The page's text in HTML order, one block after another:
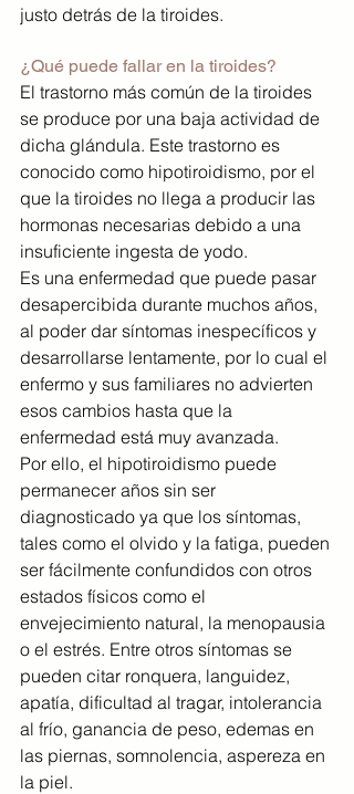
justo detrás de la tiroides.
¿Qué puede fallar en la tiroides?
El trastorno más común de la tiroides
se produce por una baja actividad de
dicha glándula. Este trastorno es
conocido como hipotiroidismo, por el
que la tiroides no llega a producir las
hormonas necesarias debido a una
insuficiente ingesta de yodo.
Es una enfermedad que puede pasar
desapercibida durante muchos años,
al poder dar síntomas inespecíficos y
desarrollarse lentamente, por lo cual el
enfermo y sus familiares no advierten
esos cambios hasta que la
enfermedad está muy avanzada.
Por ello, el hipotiroidismo puede
permanecer años sin ser
diagnosticado ya que los síntomas,
tales como el olvido y la fatiga, pueden
ser fácilmente confundidos con otros
estados físicos como el
envejecimiento natural, la menopausia
o el estrés. Entre otros síntomas se
pueden citar ronquera, languidez,
apatía, dificultad al tragar, intolerancia
al frío, ganancia de peso, edemas en
las piernas, somnolencia, aspereza en
la piel.